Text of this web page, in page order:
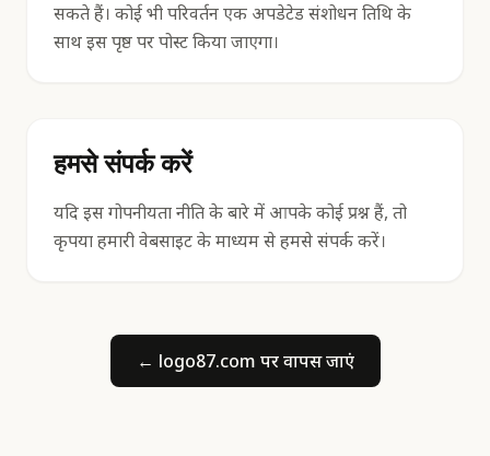
सकते हैं। कोई भी परिवर्तन एक अपडेटेड संशोधन तिथि के
साथ इस पृष्ठ पर पोस्ट किया जाएगा।
हमसे संपर्क करें
यदि इस गोपनीयता नीति के बारे में आपके कोई प्रश्न हैं, तो
कृपया हमारी वेबसाइट के माध्यम से हमसे संपर्क करें।
← logo87.com पर वापस जाएं